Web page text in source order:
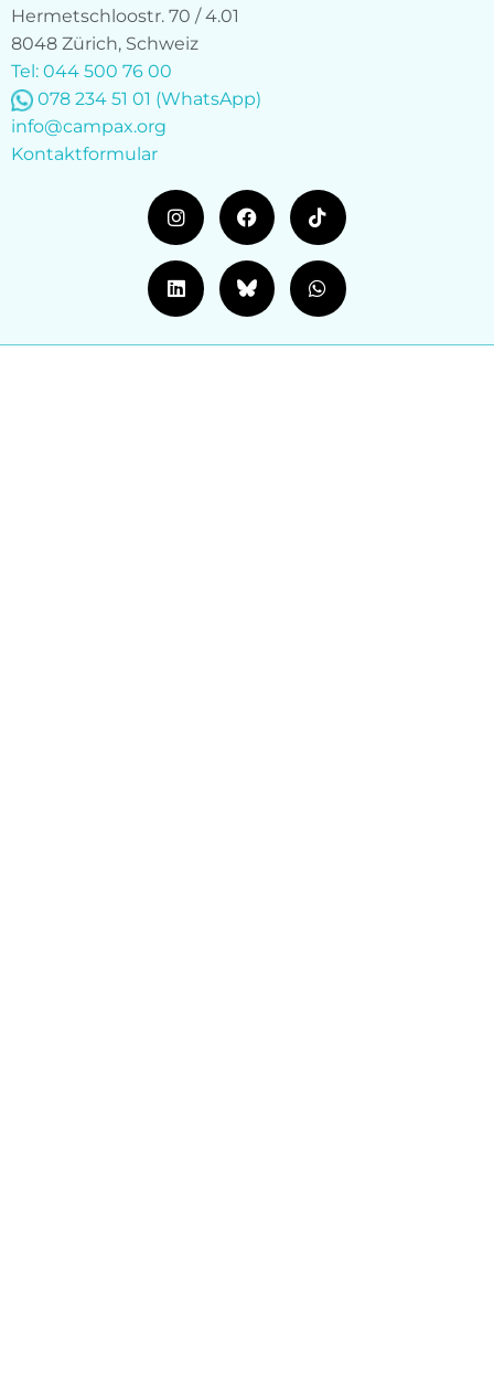
Hermetschloostr. 70 / 4.01
8048 Zürich, Schweiz
Tel: 044 500 76 00
078 234 51 01 (WhatsApp)
info@campax.org
Kontaktformular